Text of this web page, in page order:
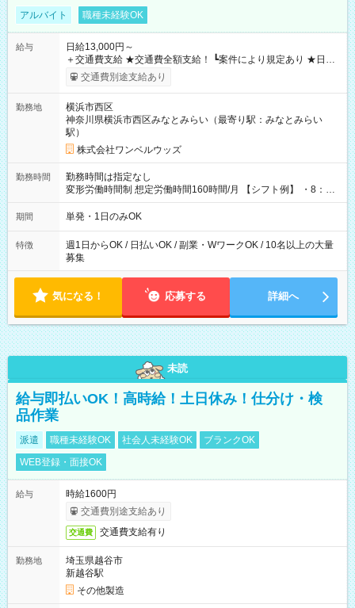
アルバイト 職種未経験OK
給与
日給13,000円～
＋交通費支給 ★交通費全額支給！ ┗案件により規定あり ★日払
いOK！（規定あり） ┗働いたその日に現金GET♪ お仕事後はコ
ンビニATMから 日払い分を引き落とせます！ 【試用期間】試
交通費別途支給あり
勤務地
横浜市西区
神奈川県横浜市西区みなとみらい（最寄り駅：みなとみらい
駅）
株式会社ワンベルウッズ
勤務時間
勤務時間は指定なし
変形労働時間制 想定労働時間160時間/月 【シフト例】 ・8：00
～21：00
期間 単発・1日のみOK
特徴
週1日からOK / 日払いOK / 副業・WワークOK / 10名以上の大量
募集
気になる！ 応募する 詳細へ
未読
給与即払いOK！高時給！土日休み！仕分け・検
品作業
派遣 職種未経験OK 社会人未経験OK
ブランクOK
WEB登録・面接OK
給与
時給1600円
交通費別途支給あり
交通費 交通費支給有り
勤務地
埼玉県越谷市
新越谷駅
その他製造